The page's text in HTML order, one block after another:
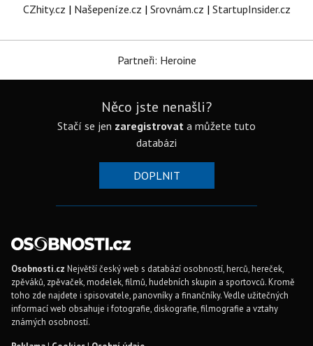
CZhity.cz | Našepeníze.cz | Srovnám.cz | StartupInsider.cz
Partneři: Heroine
Něco jste nenašli?
Stačí se jen zaregistrovat a můžete tuto
databázi
DOPLNIT
Osobnosti.cz Největší český web s databází osobností, herců, hereček,
zpěváků, zpěvaček, modelek, filmů, hudebních skupin a sportovců. Kromě
toho zde najdete i spisovatele, panovníky a finančníky. Vedle užitečných
informací web obsahuje i fotografie, diskografie, filmografie a vztahy
známých osobností.